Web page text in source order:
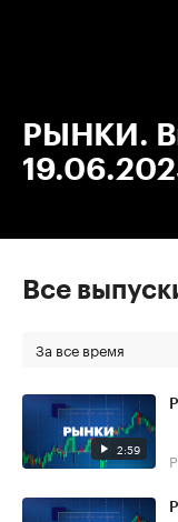
РЫНКИ.
Все
За все время
2:59